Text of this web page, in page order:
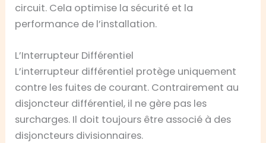
circuit. Cela optimise la sécurité et la
performance de l’installation.
L’Interrupteur Différentiel
L’interrupteur différentiel protège uniquement
contre les fuites de courant. Contrairement au
disjoncteur différentiel, il ne gère pas les
surcharges. Il doit toujours être associé à des
disjoncteurs divisionnaires.